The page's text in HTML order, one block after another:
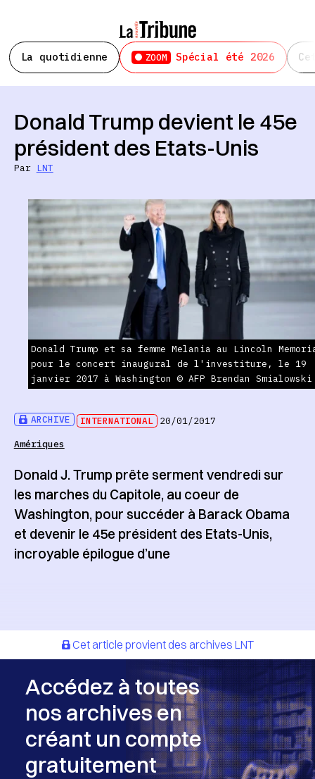
La quotidienne ZOOM Spécial été 2026
ARCHIVE INTERNATIONAL 20/01/2017
Amériques
Donald Trump devient le 45e
président des Etats-Unis
Par LNT
Donald Trump et sa femme Melania au Lincoln
pour le concert inaugural de l'investiture, le 19
janvier 2017 à Washington © AFP Brendan Smialowski
Donald J. Trump prête serment vendredi sur
les marches du Capitole, au coeur de
Washington, pour succéder à Barack Obama
et devenir le 45e président des Etats-Unis,
incroyable épilogue d’une
Cet article provient des archives LNT
Accédez à toutes
nos archives en
créant un compte
gratuitement